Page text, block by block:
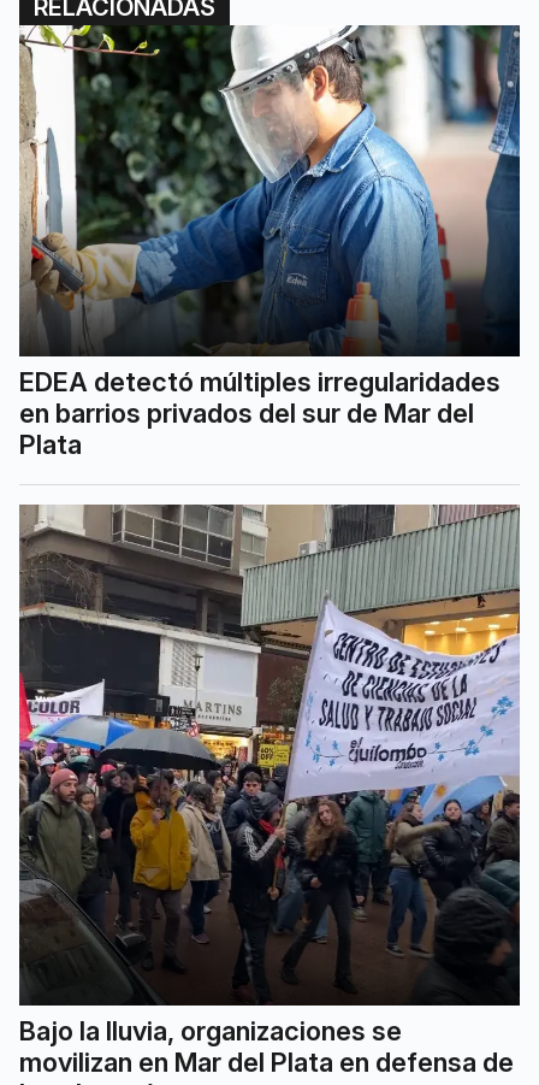
RELACIONADAS
EDEA detectó múltiples irregularidades
en barrios privados del sur de Mar del
Plata
Bajo la lluvia, organizaciones se
movilizan en Mar del Plata en defensa de